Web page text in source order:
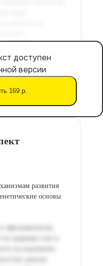
доступен
версии
169 р.
развития
основы